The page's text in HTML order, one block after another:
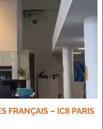
FRANÇAIS – IC8 PARIS